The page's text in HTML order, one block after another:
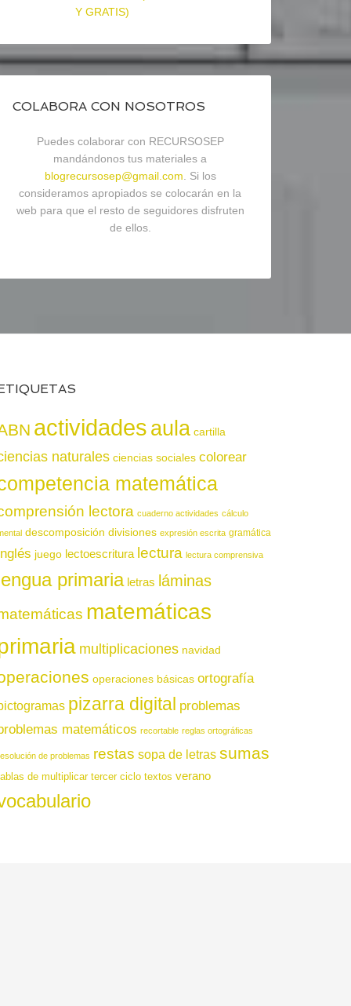
Y GRATIS)
COLABORA CON NOSOTROS
Puedes colaborar con RECURSOSEP
mandándonos tus materiales a
blogrecursosep@gmail.com . Si los
consideramos apropiados se colocarán en la
web para que el resto de seguidores disfruten
de ellos.
actividadesaula cartilla
naturales ciencias sociales colorear
matemática
lectora cuaderno actividades cálculo
descomposición divisiones expresión escrita gramática
juego lectoescritura lectura lectura comprensiva
primaria letras láminas
matemáticas
multiplicaciones navidad
operaciones básicas ortografía
pizarra digital problemas
matemáticos recortable reglas ortográficas
de problemas restas sopa de letras sumas
de multiplicar tercer ciclo textos verano